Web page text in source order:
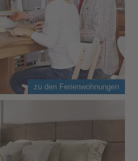
zu den Ferienwohnungen